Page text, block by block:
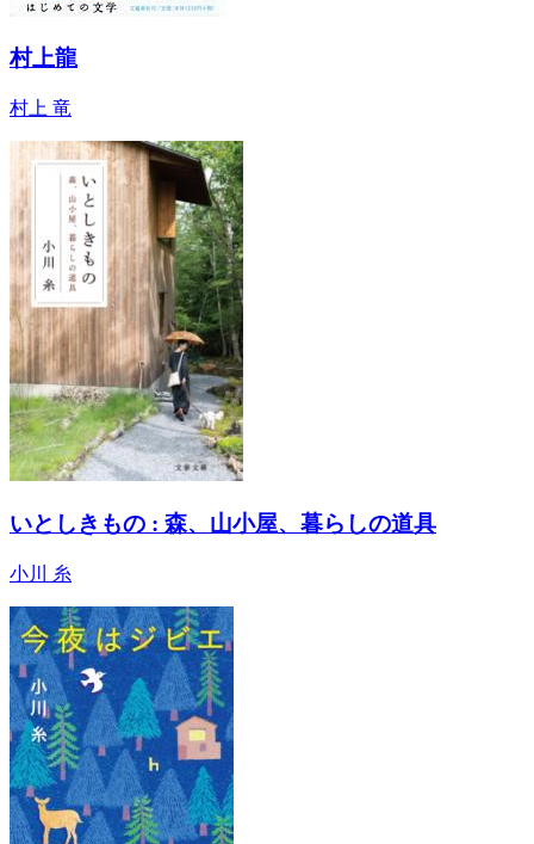
村上龍
村上 竜
いとしきもの : 森、山小屋、暮らしの道具
小川 糸